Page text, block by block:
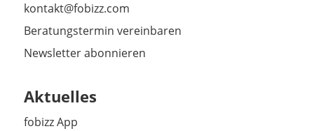
kontakt@fobizz.com
Beratungstermin vereinbaren
Newsletter abonnieren
Aktuelles
fobizz App